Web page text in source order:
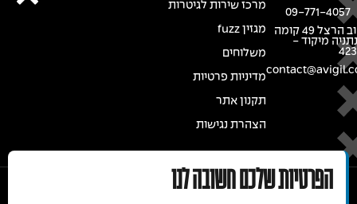
רחוב הרצל 49 קומה
מיקוד -
09-771-4057
מרכז שירות לגיטרות
מגזין fuzz
משלוחים
מדיניות פרטיות
תקנון אתר
הצהרת נגישות
הפרטיות שלכם חשובה לנו